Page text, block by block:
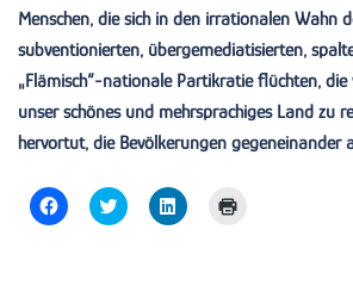
Menschen, die sich in den irrationalen Wahn
subventionierten, übergemediatisierten,
„Flämisch“-nationale Partikratie flüchten,
unser schönes und mehrsprachiges Land zu
hervortut, die Bevölkerungen gegeneinander
Click
to
Click
to
Click
to